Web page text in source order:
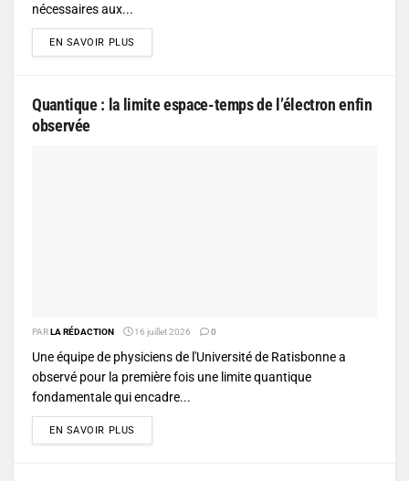
nécessaires aux...
EN SAVOIR PLUS
Quantique : la limite espace-temps de l’électron enfin
observée
PARLA RÉDACTION 16 juillet 2026 0
Une équipe de physiciens de l'Université de Ratisbonne a
observé pour la première fois une limite quantique
fondamentale qui encadre...
EN SAVOIR PLUS